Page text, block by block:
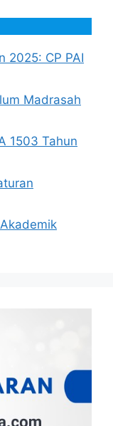
2025: CP PAI
Madrasah
1503 Tahun